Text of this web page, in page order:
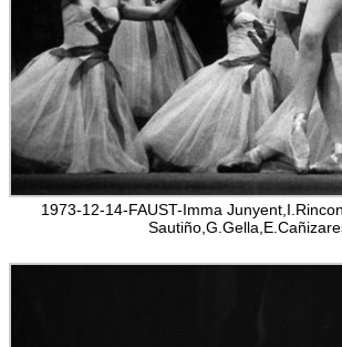
1973-12-14-FAUST-Imma